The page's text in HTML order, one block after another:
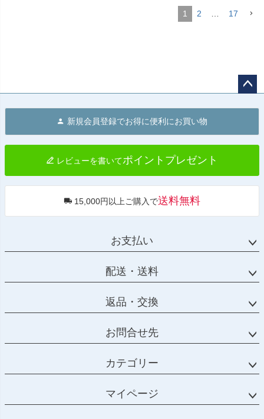
1 2 17
へ
新規会員登録でお得に便利にお買い物
レビューを書いてポイントプレゼント
15,000円以上ご購入で送料無料
お支払い
配送・送料
返品・交換
お問合せ先
カテゴリー
マイページ